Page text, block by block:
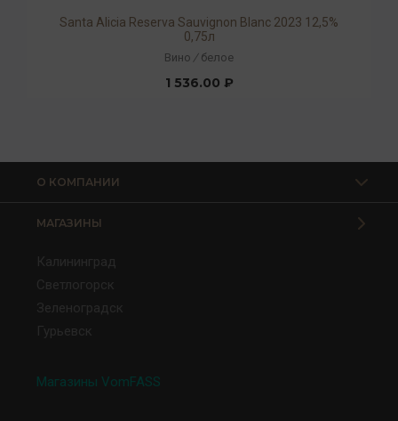
Santa Alicia Reserva Sauvignon Blanc 2023 12,5%
0,75л
Вино / белое
1 536.00 ₽
О КОМПАНИИ
МАГАЗИНЫ
Калининград
Светлогорск
Зеленоградск
Гурьевск
Магазины VomFASS